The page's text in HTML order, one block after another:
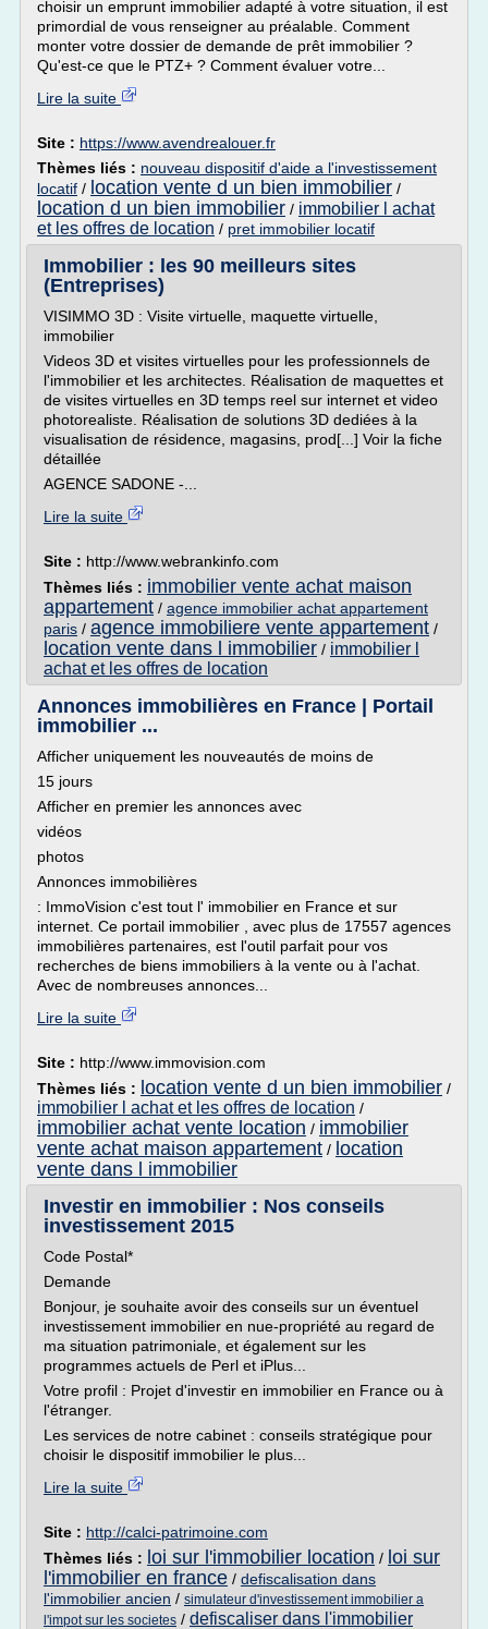
choisir un emprunt immobilier adapté à votre situation, il est
primordial de vous renseigner au préalable. Comment
monter votre dossier de demande de prêt immobilier ?
Qu'est-ce que le PTZ+ ? Comment évaluer votre...
Lire la suite
Site : https://www.avendrealouer.fr
Thèmes liés : nouveau dispositif d'aide a l'investissement
locatif / location vente d un bien immobilier /
location d un bien immobilier / immobilier l achat
et les offres de location / pret immobilier locatif
Immobilier : les 90 meilleurs sites
(Entreprises)
VISIMMO 3D : Visite virtuelle, maquette virtuelle,
immobilier
Videos 3D et visites virtuelles pour les professionnels de
l'immobilier et les architectes. Réalisation de maquettes et
de visites virtuelles en 3D temps reel sur internet et video
photorealiste. Réalisation de solutions 3D dediées à la
visualisation de résidence, magasins, prod[...] Voir la fiche
détaillée
AGENCE SADONE -...
Lire la suite
Site : http://www.webrankinfo.com
Thèmes liés : immobilier vente achat maison
appartement / agence immobilier achat appartement
paris / agence immobiliere vente appartement /
location vente dans l immobilier / immobilier l
achat et les offres de location
Annonces immobilières en France | Portail
immobilier ...
Afficher uniquement les nouveautés de moins de
15 jours
Afficher en premier les annonces avec
vidéos
photos
Annonces immobilières
: ImmoVision c'est tout l' immobilier en France et sur
internet. Ce portail immobilier , avec plus de 17557 agences
immobilières partenaires, est l'outil parfait pour vos
recherches de biens immobiliers à la vente ou à l'achat.
Avec de nombreuses annonces...
Lire la suite
Site : http://www.immovision.com
Thèmes liés : location vente d un bien immobilier /
immobilier l achat et les offres de location /
immobilier achat vente location / immobilier
vente achat maison appartement / location
vente dans l immobilier
Investir en immobilier : Nos conseils
investissement 2015
Code Postal*
Demande
Bonjour, je souhaite avoir des conseils sur un éventuel
investissement immobilier en nue-propriété au regard de
ma situation patrimoniale, et également sur les
programmes actuels de Perl et iPlus...
Votre profil : Projet d'investir en immobilier en France ou à
l'étranger.
Les services de notre cabinet : conseils stratégique pour
choisir le dispositif immobilier le plus...
Lire la suite
Site : http://calci-patrimoine.com
Thèmes liés : loi sur l'immobilier location / loi sur
l'immobilier en france / defiscalisation dans
l'immobilier ancien / simulateur d'investissement immobilier a
l'impot sur les societes / defiscaliser dans l'immobilier